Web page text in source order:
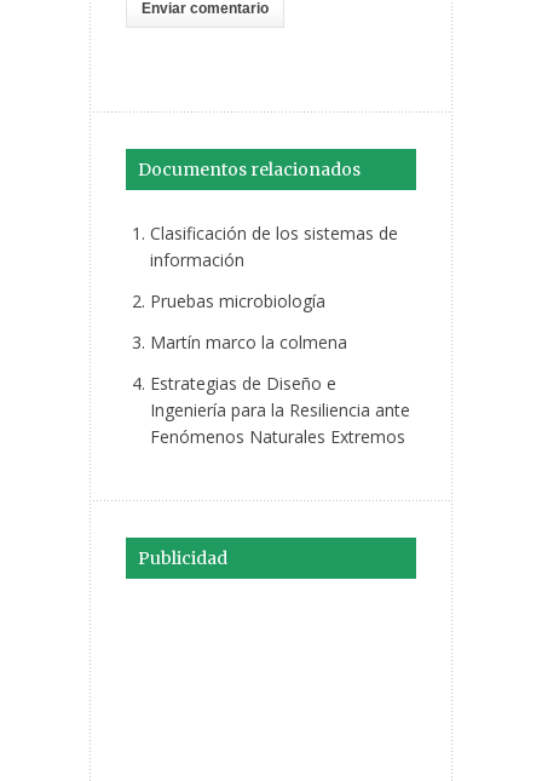
Documentos relacionados
Clasificación de los sistemas de
información
Pruebas microbiología
Martín marco la colmena
Estrategias de Diseño e
Ingeniería para la Resiliencia ante
Fenómenos Naturales Extremos
Publicidad